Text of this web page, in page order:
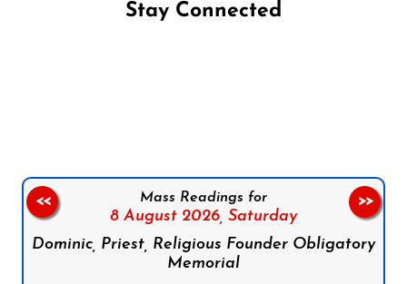
Stay Connected
Mass Readings for
8 August 2026, Saturday
Dominic, Priest, Religious Founder Obligatory
Memorial
<< >>